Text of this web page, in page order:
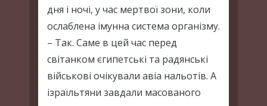
дня і ночі, у час мертвої зони, коли
ослаблена імунна система організму.
– Так. Саме в цей час перед
світанком єгипетські та радянські
військові очікували авіа нальотів. А
ізраїльтяни завдали масованого